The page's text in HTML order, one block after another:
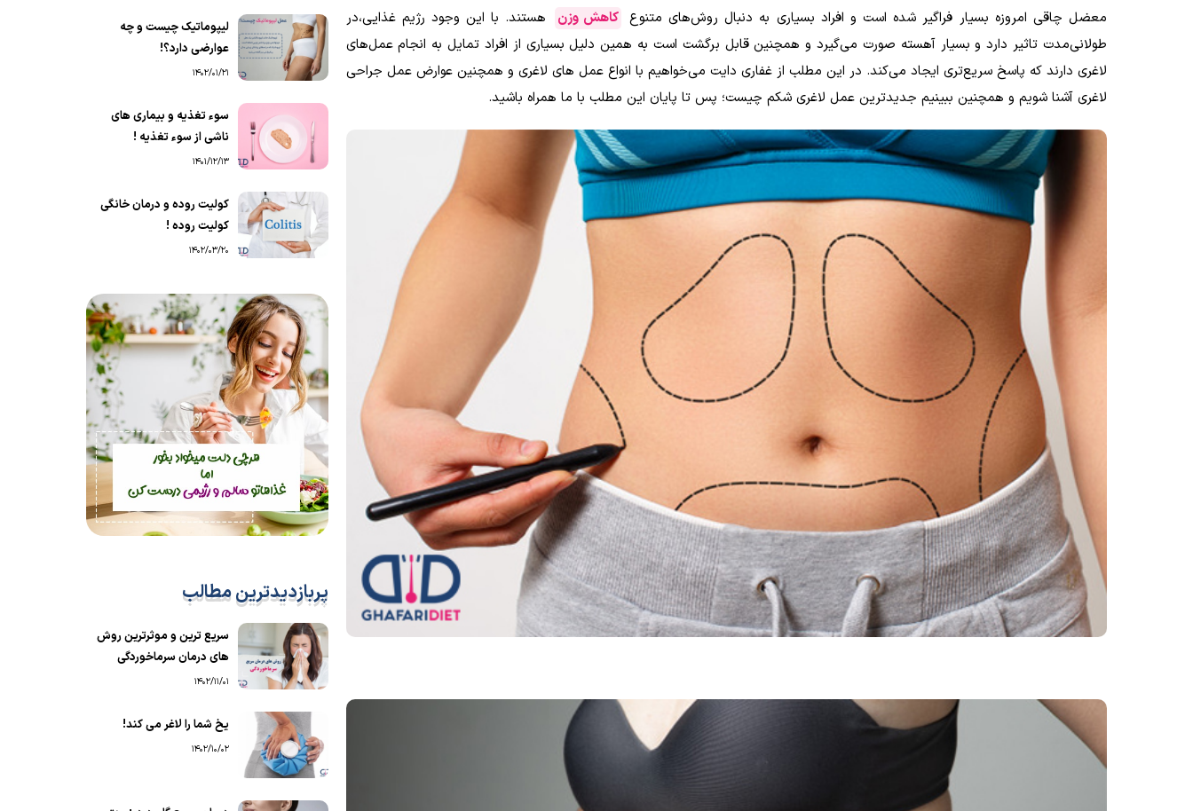
معضل چاقی امروزه بسیار فراگیر شده است و افراد بسیاری به دنبال روش‌های متنوع کاهش وزن
هستند. با این وجود رژیم غذایی،در
طولانی‌مدت تاثیر دارد و بسیار آهسته صورت می‌گیرد و همچنین قابل برگشت است به همین دلیل بسیاری از افراد تمایل به انجام عمل‌های
لاغری دارند که پاسخ سریع‌تری ایجاد می‌کند. در این مطلب از غفاری دایت می‌خواهیم با انواع عمل های لاغری و همچنین عوارض عمل جراحی
لاغری آشنا شویم و همچنین ببینیم جدیدترین عمل لاغری شکم چیست؛ پس تا پایان این مطلب با ما همراه باشید.
لیپوماتیک چیست و چه
عوارضی دارد؟!
1402/01/21
سوء تغذیه و بیماری های
ناشی از سوء تغذیه !
1401/12/13
کولیت روده و درمان خانگی
کولیت روده !
1402/03/20
پربازدیدترین مطالب
سریع ترین و موثرترین روش
های درمان سرماخوردگی
1402/11/01
یخ شما را لاغر می کند!
1402/10/02